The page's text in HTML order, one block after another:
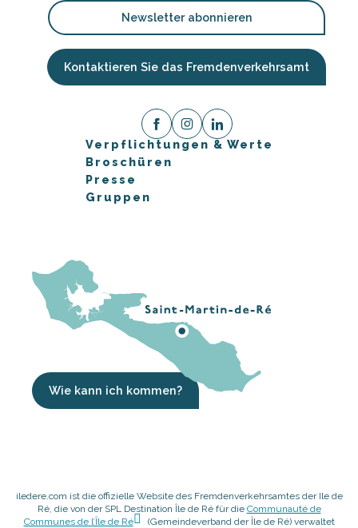
Newsletter abonnieren
Kontaktieren Sie das Fremdenverkehrsamt
Verpflichtungen & Werte
Broschüren
Presse
Gruppen
Wie kann ich kommen?
iledere.com ist die offizielle Website des Fremdenverkehrsamtes der Ile de
Ré, die von der SPL Destination Île de Ré für die Communauté de
Communes de l’Île de Ré
(Gemeindeverband der Île de Ré) verwaltet